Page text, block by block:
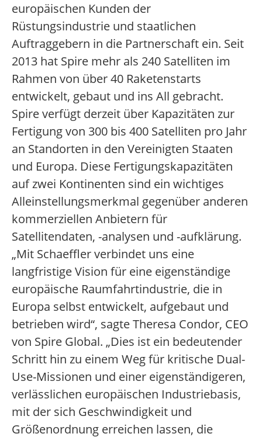
europäischen Kunden der
Rüstungsindustrie und staatlichen
Auftraggebern in die Partnerschaft ein. Seit
2013 hat Spire mehr als 240 Satelliten im
Rahmen von über 40 Raketenstarts
entwickelt, gebaut und ins All gebracht.
Spire verfügt derzeit über Kapazitäten zur
Fertigung von 300 bis 400 Satelliten pro Jahr
an Standorten in den Vereinigten Staaten
und Europa. Diese Fertigungskapazitäten
auf zwei Kontinenten sind ein wichtiges
Alleinstellungsmerkmal gegenüber anderen
kommerziellen Anbietern für
Satellitendaten, -analysen und -aufklärung.
„Mit Schaeffler verbindet uns eine
langfristige Vision für eine eigenständige
europäische Raumfahrtindustrie, die in
Europa selbst entwickelt, aufgebaut und
betrieben wird“, sagte Theresa Condor, CEO
von Spire Global. „Dies ist ein bedeutender
Schritt hin zu einem Weg für kritische Dual-
Use-Missionen und einer eigenständigeren,
verlässlichen europäischen Industriebasis,
mit der sich Geschwindigkeit und
Größenordnung erreichen lassen, die